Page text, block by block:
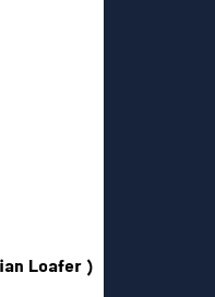
( Belgian Loafer )